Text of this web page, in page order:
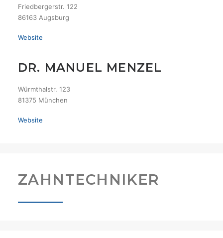
Friedbergerstr. 122
86163 Augsburg
Website
DR. MANUEL MENZEL
Würmthalstr. 123
81375 München
Website
ZAHNTECHNIKER